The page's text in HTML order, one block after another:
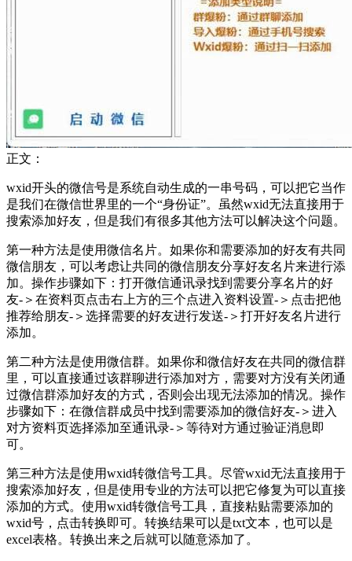
正文：
wxid开头的微信号是系统自动生成的一串号码，可以把它当作
是我们在微信世界里的一个“身份证”。虽然wxid无法直接用于
搜索添加好友，但是我们有很多其他方法可以解决这个问题。
第一种方法是使用微信名片。如果你和需要添加的好友有共同
微信朋友，可以考虑让共同的微信朋友分享好友名片来进行添
加。操作步骤如下：打开微信通讯录找到需要分享名片的好
友-＞在资料页点击右上方的三个点进入资料设置-＞点击把他
推荐给朋友-＞选择需要的好友进行发送-＞打开好友名片进行
添加。
第二种方法是使用微信群。如果你和微信好友在共同的微信群
里，可以直接通过该群聊进行添加对方，需要对方没有关闭通
过微信群添加好友的方式，否则会出现无法添加的情况。操作
步骤如下：在微信群成员中找到需要添加的微信好友-＞进入
对方资料页选择添加至通讯录-＞等待对方通过验证消息即
可。
第三种方法是使用wxid转微信号工具。尽管wxid无法直接用于
搜索添加好友，但是使用专业的方法可以把它修复为可以直接
添加的方式。使用wxid转微信号工具，直接粘贴需要添加的
wxid号，点击转换即可。转换结果可以是txt文本，也可以是
excel表格。转换出来之后就可以随意添加了。